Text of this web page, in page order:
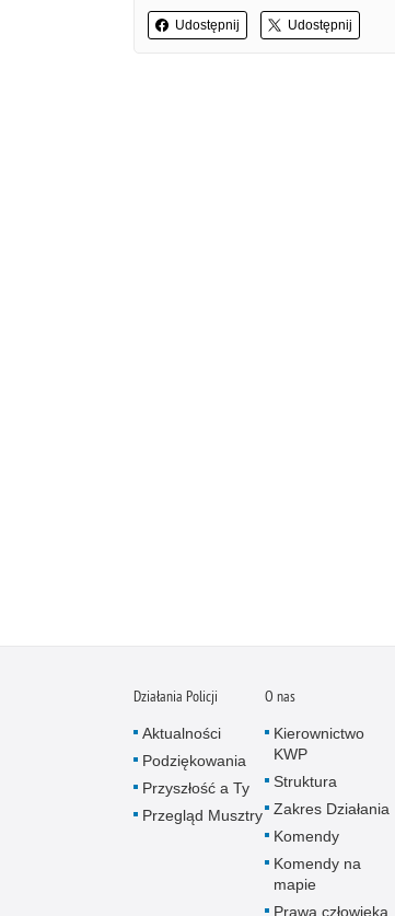
Udostępnij Udostępnij
Działania Policji
Aktualności
Podziękowania
Przyszłość a Ty
Przegląd Musztry
O nas
Kierownictwo
KWP
Struktura
Zakres Działania
Komendy
Komendy na
mapie
Prawa człowieka